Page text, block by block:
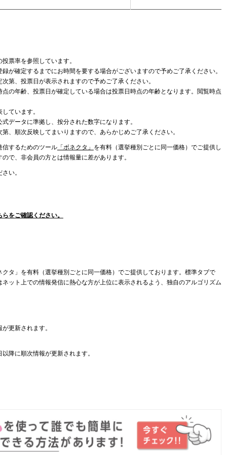
票率を参照しています。
確定するまでにお時間を要する場合がございますので予めご了承ください。
第、投票日が表示されますので予めご了承ください。
の年齢、投票日が確定している場合は投票日時点の年齢となります。閲覧時点
ています。
データに準拠し、按分された数字になります。
、順次反映してまいりますので、あらかじめご了承ください。
するためのツール「ボネクタ」 を有料（選挙種別ごとに同一価格）でご提供し
で、非会員の方とは情報量に差があります。
い。
らをご確認ください。
タ」を有料（選挙種別ごとに同一価格）でご提供しております。標準タブで
ット上での情報発信に熱心な方が上位に表示されるよう、独自のアルゴリズム
更新されます。
降に順次情報が更新されます。